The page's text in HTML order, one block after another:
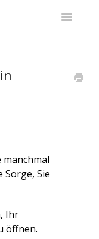
manchmal
Sie
Ihr
öffnen.